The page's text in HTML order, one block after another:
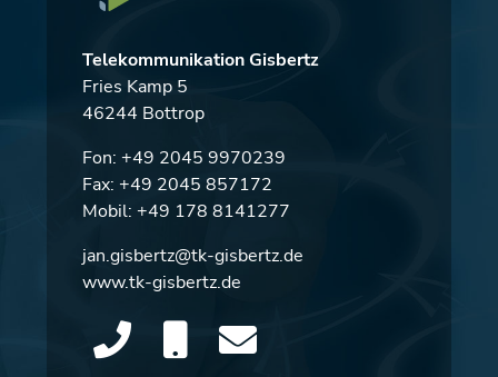
Telekommunikation Gisbertz
Fries Kamp 5
46244 Bottrop
Fon: +49 2045 9970239
Fax: +49 2045 857172
Mobil: +49 178 8141277
jan.gisbertz@tk-gisbertz.de
www.tk-gisbertz.de